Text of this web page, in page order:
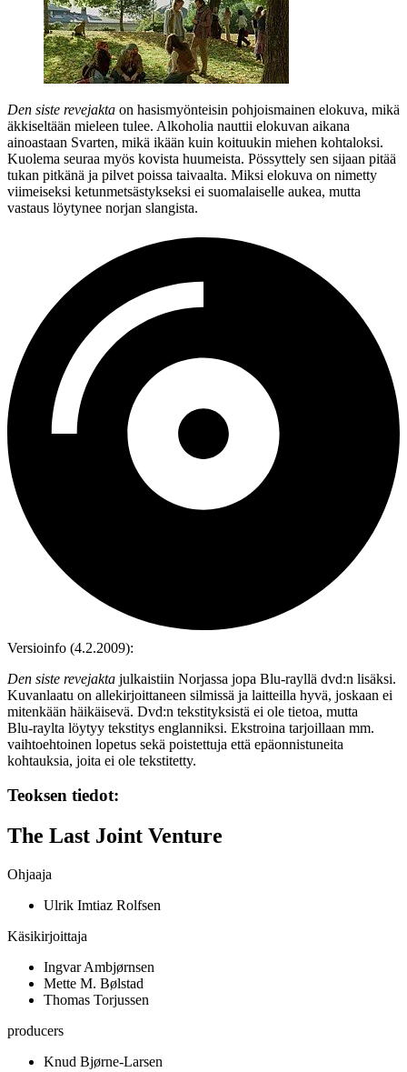
Den siste revejakta on hasismyönteisin pohjoismainen elokuva, mikä
äkkiseltään mieleen tulee. Alkoholia nauttii elokuvan aikana
ainoastaan Svarten, mikä ikään kuin koituukin miehen kohtaloksi.
Kuolema seuraa myös kovista huumeista. Pössyttely sen sijaan pitää
tukan pitkänä ja pilvet poissa taivaalta. Miksi elokuva on nimetty
viimeiseksi ketunmetsästykseksi ei suomalaiselle aukea, mutta
vastaus löytynee norjan slangista.
Versioinfo (4.2.2009):
Den siste revejakta julkaistiin Norjassa jopa Blu‑rayllä dvd:n lisäksi.
Kuvanlaatu on allekirjoittaneen silmissä ja laitteilla hyvä, joskaan ei
mitenkään häikäisevä. Dvd:n tekstityksistä ei ole tietoa, mutta
Blu‑raylta löytyy tekstitys englanniksi. Ekstroina tarjoillaan mm.
vaihtoehtoinen lopetus sekä poistettuja että epäonnistuneita
kohtauksia, joita ei ole tekstitetty.
Teoksen tiedot:
The Last Joint Venture
Ohjaaja
Ulrik Imtiaz Rolfsen
Käsikirjoittaja
Ingvar Ambjørnsen
Mette M. Bølstad
Thomas Torjussen
producers
Knud Bjørne-Larsen